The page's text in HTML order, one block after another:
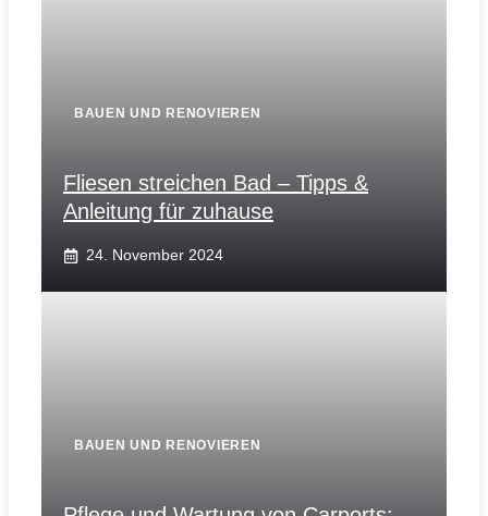
BAUEN UND RENOVIEREN
Fliesen streichen Bad – Tipps &
Anleitung für zuhause
24. November 2024
BAUEN UND RENOVIEREN